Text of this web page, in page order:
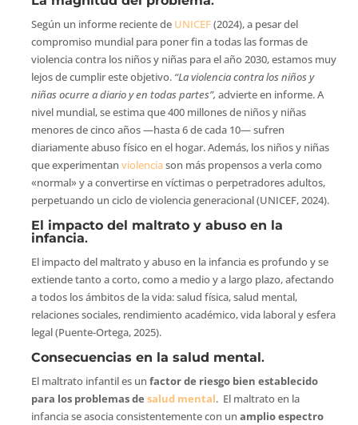
Según un informe reciente de UNICEF(2024), a pesar del
compromiso mundial para poner fin a todas las formas de
violencia contra los niños y niñas para el año 2030, estamos muy
lejos de cumplir este objetivo. “La violencia contra los niños y
niñas ocurre a diario y en todas partes”, advierte en informe. A
nivel mundial, se estima que 400 millones de niños y niñas
menores de cinco años —hasta 6 de cada 10— sufren
diariamente abuso físico en el hogar. Además, los niños y niñas
que experimentan violenciason más propensos a verla como
«normal» y a convertirse en víctimas o perpetradores adultos,
perpetuando un ciclo de violencia generacional (UNICEF, 2024).
El impacto del maltrato y abuso en la
infancia.
El impacto del maltrato y abuso en la infancia es profundo y se
extiende tanto a corto, como a medio y a largo plazo, afectando
a todos los ámbitos de la vida: salud física, salud mental,
relaciones sociales, rendimiento académico, vida laboral y esfera
legal (Puente-Ortega, 2025).
Consecuencias en la salud mental.
El maltrato infantil es un factor de riesgo bien establecido
para los problemas de salud mental. El maltrato en la
infancia se asocia consistentemente con un amplio espectro